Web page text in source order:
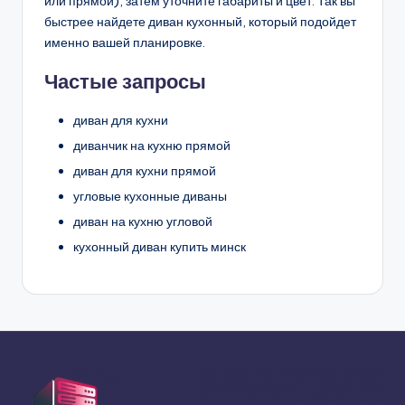
быстрее найдете диван кухонный, который подойдет
именно вашей планировке.
Частые запросы
диван для кухни
диванчик на кухню прямой
диван для кухни прямой
угловые кухонные диваны
диван на кухню угловой
кухонный диван купить минск